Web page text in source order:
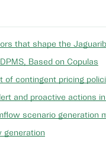
that shape the
Based on Copulas
contingent pricing
and proactive actions
scenario generation
generation